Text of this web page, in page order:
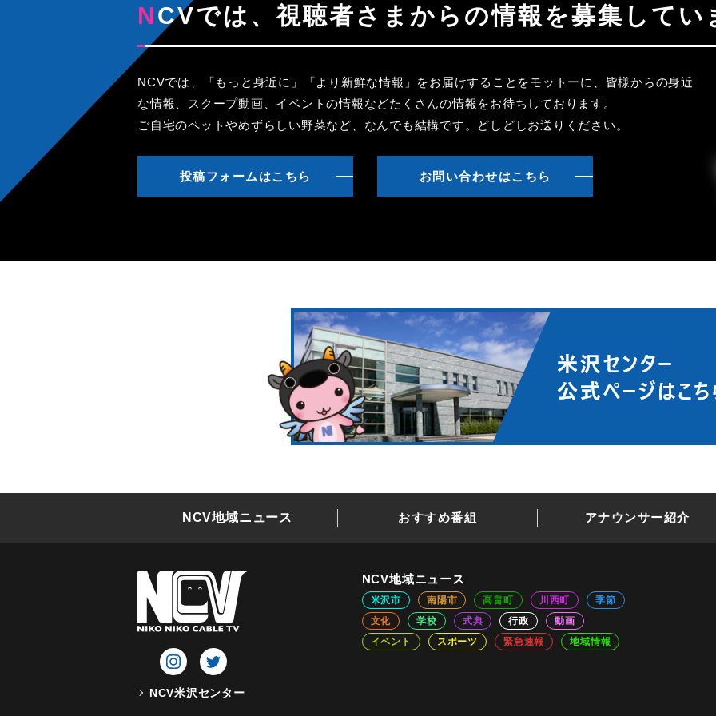
NCVでは、視聴者さまからの情報を募集してい
NCVでは、「もっと身近に」「より新鮮な情報」をお届けすることをモットーに、皆様からの身近
な情報、スクープ動画、イベントの情報などたくさんの情報をお待ちしております。
ご自宅のペットやめずらしい野菜など、なんでも結構です。どしどしお送りください。
投稿フォームはこちら お問い合わせはこちら
NCV地域ニュース おすすめ番組 アナウンサー紹介
NCV米沢センター
NCV地域ニュース
米沢市 南陽市 高畠町 川西町
季節
文化
学校 式典 行政
動画
イベント
スポーツ 緊急速報 地域情報